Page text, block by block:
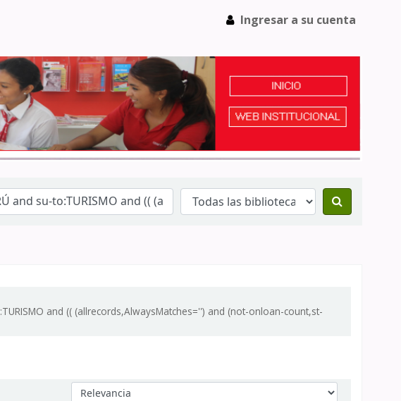
Ingresar a su cuenta
and (( (allrecords,AlwaysMatches='') and (not-onloan-count,st-
Ordenar por: